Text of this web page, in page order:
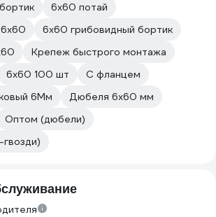
6х60 потай
6х60 грибовидный бортик
Крепеж быстрого монтажа
6х60 100 шт
С фланцем
6Мм
Дюбеля 6х60 мм
Оптом (дюбели)